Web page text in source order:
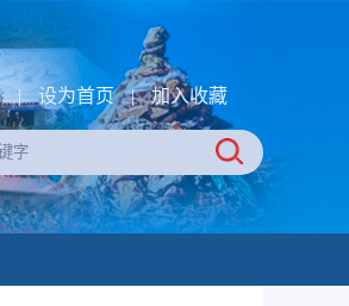
| 设为首页 | 加入收藏